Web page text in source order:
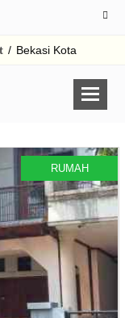
/ Bekasi Kota
RUMAH